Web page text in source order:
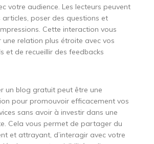
votre audience. Les lecteurs peuvent
poser des questions et
Cette interaction vous
une relation plus étroite avec vos
et de recueillir des feedbacks
un blog gratuit peut être une
pour promouvoir efficacement vos
sans avoir à investir dans une
Cela vous permet de partager du
et attrayant, d’interagir avec votre